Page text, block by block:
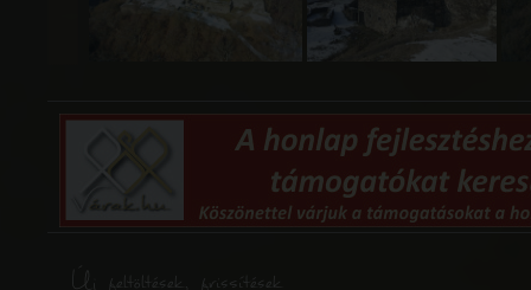
Új feltöltések, frissítések